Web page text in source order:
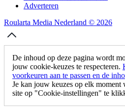
Adverteren
Roularta Media Nederland © 2026
De inhoud op deze pagina wordt
jouw cookie-keuzes te respecteren.
voorkeuren aan te passen en de
Je kan jouw keuzes op elk moment
site op "Cookie-instellingen" te